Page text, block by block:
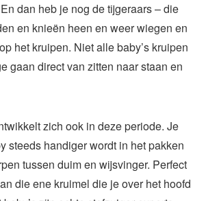
dan heb je nog de tijgeraars – die
en knieën heen en weer wiegen en
het kruipen. Niet alle baby’s kruipen
gaan direct van zitten naar staan en
zich ook in deze periode. Je
steeds handiger wordt in het pakken
tussen duim en wijsvinger. Perfect
die ene kruimel die je over het hoofd